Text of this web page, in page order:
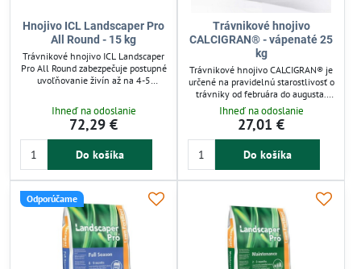
Hnojivo ICL Landscaper Pro
All Round - 15 kg
Trávnikové hnojivo ICL Landscaper
Pro All Round zabezpečuje postupné
uvoľňovanie živín až na 4-5
horčík pre sviežu zelenú farbu
trávnika. Určené na jar a leto,
vhodné pre všetky záhradné
trávniky. Zlepšuje odolnosť a
Ihneď na odoslanie
72,29 €
Do košíka
Trávnikové hnojivo
CALCIGRAN® - vápenaté 25
kg
Trávnikové hnojivo CALCIGRAN® je
určené na pravidelnú starostlivosť o
trávniky od februára do augusta.
Obsahuje vápenaté látky, ktoré
zlepšujú prienik živín aj v hustých
trávnikoch a zvyšujú pH pôdy. Je
bezprašné, bez lepkavosti a
zabezpečuje dlhodobú výživu
trávnikov a piesočnaté substráty.
Ihneď na odoslanie
27,01 €
Do košíka
Odporúčame